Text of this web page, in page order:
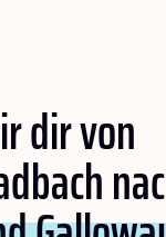
dir von